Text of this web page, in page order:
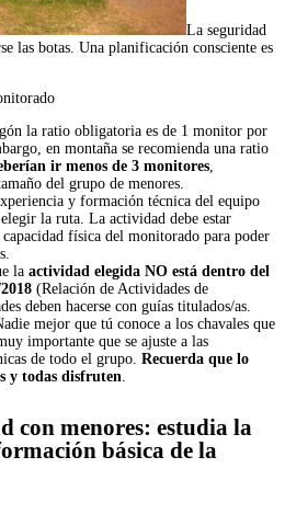
La seguridad
las botas. Una planificación consciente es
la ratio obligatoria es de 1 monitor por
en montaña se recomienda una ratio
ir menos de 3 monitores,
del grupo de menores.
y formación técnica del equipo
la ruta. La actividad debe estar
física del monitorado para poder
la actividad elegida NO está dentro del
(Relación de Actividades de
deben hacerse con guías titulados/as.
mejor que tú conoce a los chavales que
importante que se ajuste a las
de todo el grupo. Recuerda que lo
y todas disfruten.
con menores: estudia la
básica de la